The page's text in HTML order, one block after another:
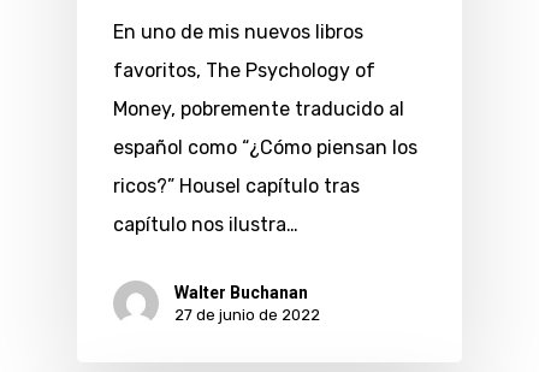
En uno de mis nuevos libros
favoritos, The Psychology of
Money, pobremente traducido al
español como “¿Cómo piensan los
ricos?” Housel capítulo tras
capítulo nos ilustra…
Walter Buchanan
27 de junio de 2022